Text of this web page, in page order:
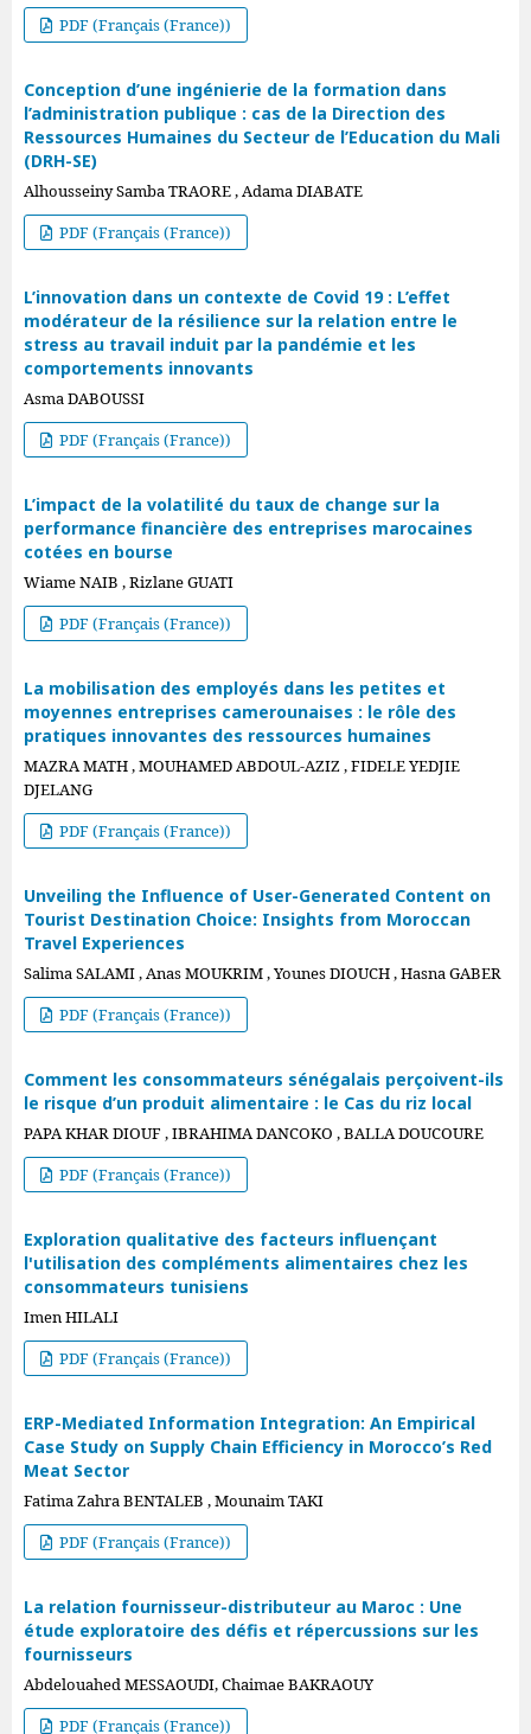
PDF (Français (France))
Conception d’une ingénierie de la formation dans
l’administration publique : cas de la Direction des
Ressources Humaines du Secteur de l’Education du Mali
(DRH-SE)
Alhousseiny Samba TRAORE , Adama DIABATE
PDF (Français (France))
L’innovation dans un contexte de Covid 19 : L’effet
modérateur de la résilience sur la relation entre le
stress au travail induit par la pandémie et les
comportements innovants
Asma DABOUSSI
PDF (Français (France))
L’impact de la volatilité du taux de change sur la
performance financière des entreprises marocaines
cotées en bourse
Wiame NAIB , Rizlane GUATI
PDF (Français (France))
La mobilisation des employés dans les petites et
moyennes entreprises camerounaises : le rôle des
pratiques innovantes des ressources humaines
MAZRA MATH , MOUHAMED ABDOUL-AZIZ , FIDELE YEDJIE
DJELANG
PDF (Français (France))
Unveiling the Influence of User-Generated Content on
Tourist Destination Choice: Insights from Moroccan
Travel Experiences
Salima SALAMI , Anas MOUKRIM , Younes DIOUCH , Hasna GABER
PDF (Français (France))
Comment les consommateurs sénégalais perçoivent-ils
le risque d’un produit alimentaire : le Cas du riz local
PAPA KHAR DIOUF , IBRAHIMA DANCOKO , BALLA DOUCOURE
PDF (Français (France))
Exploration qualitative des facteurs influençant
l'utilisation des compléments alimentaires chez les
consommateurs tunisiens
Imen HILALI
PDF (Français (France))
ERP-Mediated Information Integration: An Empirical
Case Study on Supply Chain Efficiency in Morocco’s Red
Meat Sector
Fatima Zahra BENTALEB , Mounaim TAKI
PDF (Français (France))
La relation fournisseur-distributeur au Maroc : Une
étude exploratoire des défis et répercussions sur les
fournisseurs
Abdelouahed MESSAOUDI, Chaimae BAKRAOUY
PDF (Français (France))